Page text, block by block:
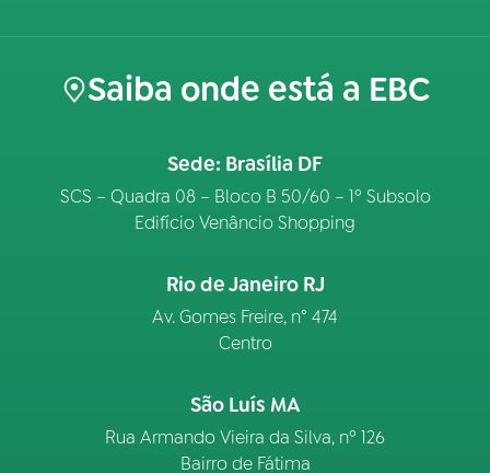
Saiba onde está a EBC
Sede: Brasília DF
SCS – Quadra 08 – Bloco B 50/60 – 1º Subsolo
Edifício Venâncio Shopping
Rio de Janeiro RJ
Av. Gomes Freire, n° 474
Centro
São Luís MA
Rua Armando Vieira da Silva, nº 126
Bairro de Fátima